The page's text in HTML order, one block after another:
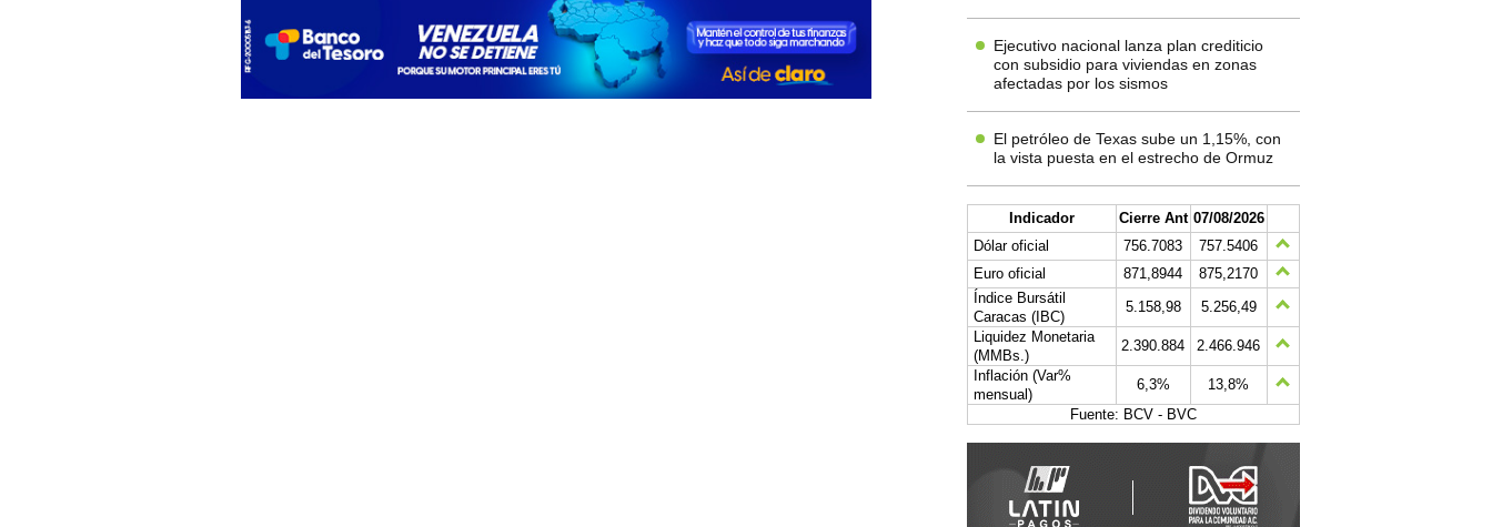
Ejecutivo nacional lanza plan crediticio
con subsidio para viviendas en zonas
afectadas por los sismos
El petróleo de Texas sube un 1,15%, con
la vista puesta en el estrecho de Ormuz
Indicador Cierre Ant 07/08/2026
Dólar oficial
756.7083
757.5406
Euro oficial
871,8944
875,2170
Índice Bursátil
Caracas (IBC)
5.158,98
5.256,49
Liquidez Monetaria
(MMBs.)
2.390.884
2.466.946
Inflación (Var%
mensual)
6,3%
13,8%
Fuente: BCV - BVC